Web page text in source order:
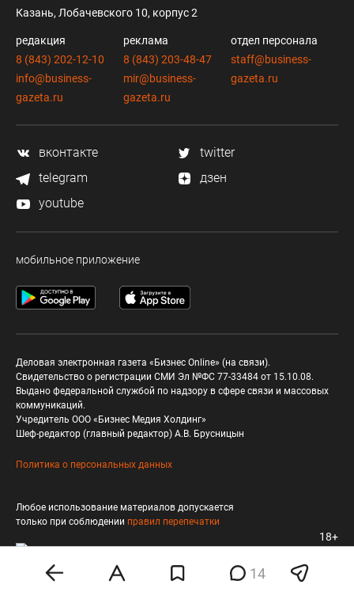
14
Казань, Лобачевского 10, корпус 2
редакция
8 (843) 202-12-10
info@business-
gazeta.ru
реклама
8 (843) 203-48-47
mir@business-
gazeta.ru
отдел персонала
staff@business-
gazeta.ru
вконтакте
twitter
telegram
дзен
youtube
мобильное приложение
Деловая электронная газета «Бизнес Online» (на связи).
Свидетельство о регистрации СМИ Эл №ФС 77-33484 от 15.10.08.
Выдано федеральной службой по надзору в сфере связи и массовых
коммуникаций.
Учредитель ООО «Бизнес Медия Холдинг»
Шеф-редактор (главный редактор) А.В. Брусницын
Политика о персональных данных
Любое использование материалов допускается
только при соблюдении правил перепечатки
18+